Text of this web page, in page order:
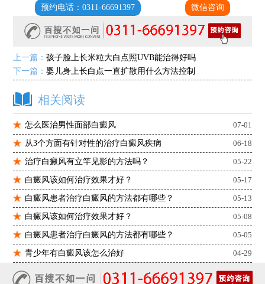
预约电话：0311-66691397 微信咨询
上一篇：孩子脸上长米粒大白点照UVB能治得好吗
下一篇：婴儿身上长白点一直扩散用什么方法控制
相关阅读
怎么医治男性面部白癜风 07-01
从3个方面有针对性的治疗白癜风疾病 06-18
治疗白癜风有立竿见影的方法吗？ 05-22
白癜风该如何治疗效果才好？ 05-17
白癜风患者治疗白癜风的方法都有哪些？ 05-13
白癜风该如何治疗效果才好？ 05-08
白癜风患者治疗白癜风的方法都有哪些？ 05-05
青少年有白癜风该怎么治好 04-29